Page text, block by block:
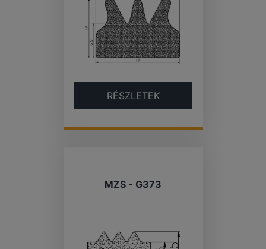
RÉSZLETEK
MZS - G373